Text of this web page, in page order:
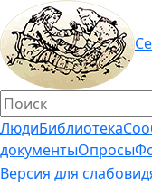
ЛюдиБиблиотека
документыОпросы
Версия для